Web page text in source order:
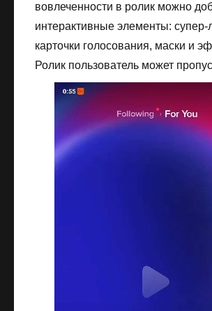
вовлеченности в ролик можно
интерактивные элементы: супер-
карточки голосования, маски и
Ролик пользователь может